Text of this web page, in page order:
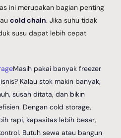
ini merupakan bagian penting
cold chain. Jika suhu tidak
susu dapat lebih cepat
Masih pakai banyak freezer
Kalau stok makin banyak,
susah ditata, dan bikin
Dengan cold storage,
rapi, kapasitas lebih besar,
Butuh sewa atau bangun